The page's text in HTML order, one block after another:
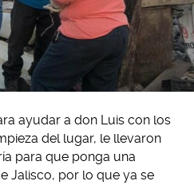
ayudar a don Luis con los
del lugar, le llevaron
para que ponga una
Jalisco, por lo que ya se